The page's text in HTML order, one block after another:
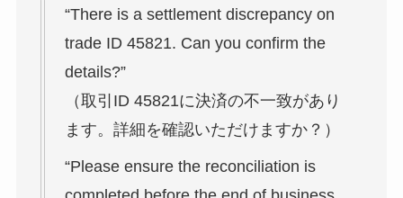
“There is a settlement discrepancy on
trade ID 45821. Can you confirm the
details?”
（取引ID 45821に決済の不一致があり
ます。詳細を確認いただけますか？）
“Please ensure the reconciliation is